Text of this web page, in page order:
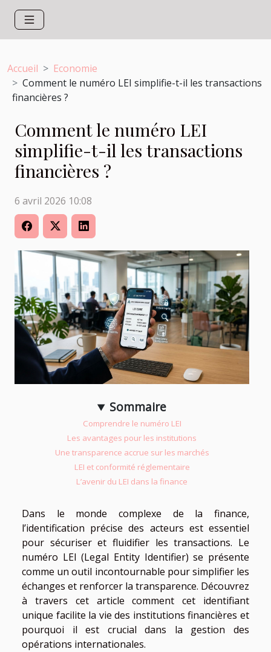
Accueil
Economie
Comment le numéro LEI simplifie-t-il les transactions
financières ?
Comment le numéro LEI
simplifie-t-il les transactions
financières ?
6 avril 2026 10:08
Sommaire
Comprendre le numéro LEI
Les avantages pour les institutions
Une transparence accrue sur les marchés
LEI et conformité réglementaire
L’avenir du LEI dans la finance
Dans le monde complexe de la finance,
l’identification précise des acteurs est essentiel
pour sécuriser et fluidifier les transactions. Le
numéro LEI (Legal Entity Identifier) se présente
comme un outil incontournable pour simplifier les
échanges et renforcer la transparence. Découvrez
à travers cet article comment cet identifiant
unique facilite la vie des institutions financières et
pourquoi il est crucial dans la gestion des
opérations internationales.